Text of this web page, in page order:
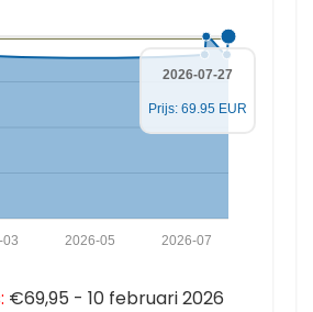
2026-07
2026-05
03
2026-07-27
Prijs: 69.95 EUR
€69,95 - 10 februari 2026